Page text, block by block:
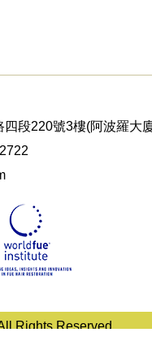
四段220號3樓(阿波羅大
Rights Reserved.